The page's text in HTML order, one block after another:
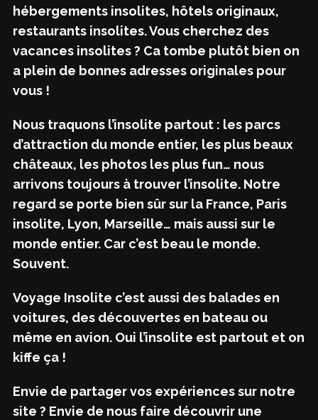
hébergements insolites, hôtels originaux,
restaurants insolites. Vous cherchez des
vacances insolites ? Ca tombe plutôt bien on
a plein de bonnes adresses originales pour
vous !
Nous traquons l’insolite partout : les parcs
d’attraction du monde entier, les plus beaux
châteaux, les photos les plus fun… nous
arrivons toujours à trouver l’insolite. Notre
regard se porte bien sûr sur la France, Paris
insolite, Lyon, Marseille… mais aussi sur le
monde entier. Car c’est beau le monde.
Souvent.
Voyage Insolite c’est aussi des balades en
voitures, des découvertes en bateau ou
même en avion. Oui l’insolite est partout et on
kiffe ça !
Envie de partager vos expériences sur notre
site ? Envie de nous faire découvrir une